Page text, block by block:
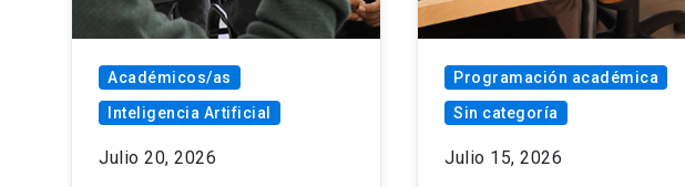
Académicos/as
Inteligencia Artificial
Julio 20, 2026
Programación académica
Sin categoría
Julio 15, 2026